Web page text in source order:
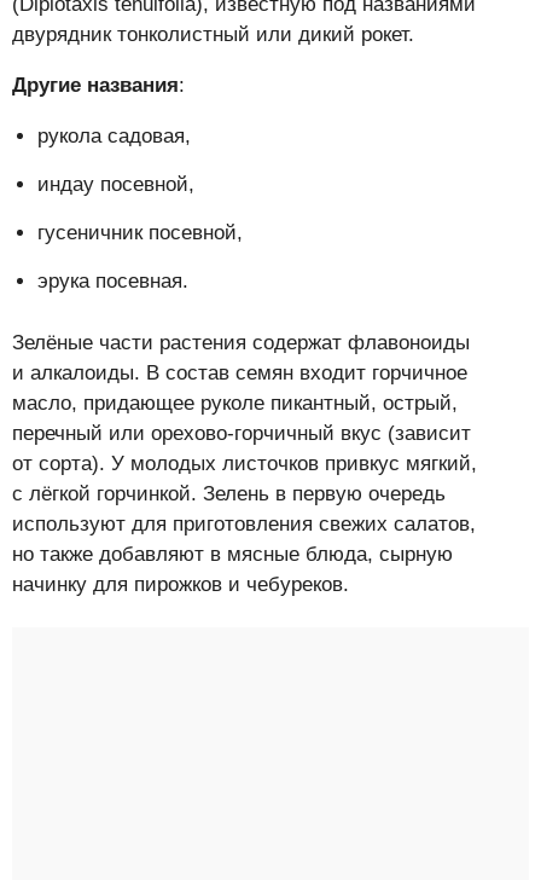
двурядник тонколистный или дикий рокет.
Другие названия:
рукола садовая,
индау посевной,
гусеничник посевной,
эрука посевная.
Зелёные части растения содержат флавоноиды
и алкалоиды. В состав семян входит горчичное
масло, придающее руколе пикантный, острый,
перечный или орехово-горчичный вкус (зависит
от сорта). У молодых листочков привкус мягкий,
с лёгкой горчинкой. Зелень в первую очередь
используют для приготовления свежих салатов,
но также добавляют в мясные блюда, сырную
начинку для пирожков и чебуреков.